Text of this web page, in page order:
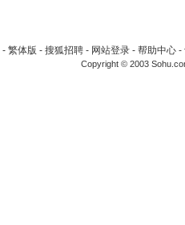
- 繁体版 - 搜狐招聘 - 网站登录 - 帮助中心 -
Copyright © 2003